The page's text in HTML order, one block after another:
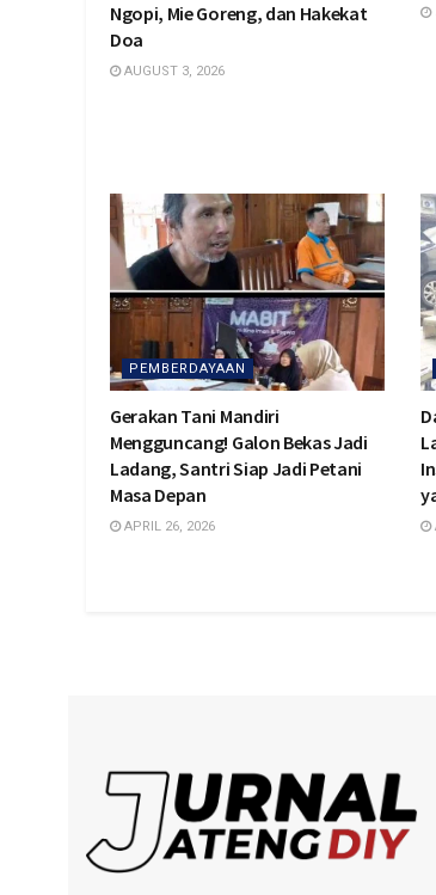
Ngopi, Mie Goreng, dan Hakekat
Doa
AUGUST 3, 2026
PEMBERDAYAAN
Gerakan Tani Mandiri
Mengguncang! Galon Bekas Jadi
Ladang, Santri Siap Jadi Petani
Masa Depan
APRIL 26, 2026